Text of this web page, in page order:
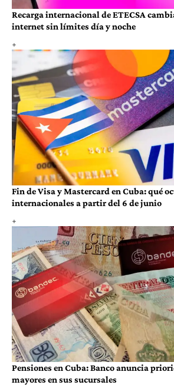
Recarga internacional de ETECSA
internet sin límites día y noche
Fin de Visa y Mastercard en Cuba: qué
internacionales a partir del 6 de junio
Pensiones en Cuba: Banco anuncia
mayores en sus sucursales